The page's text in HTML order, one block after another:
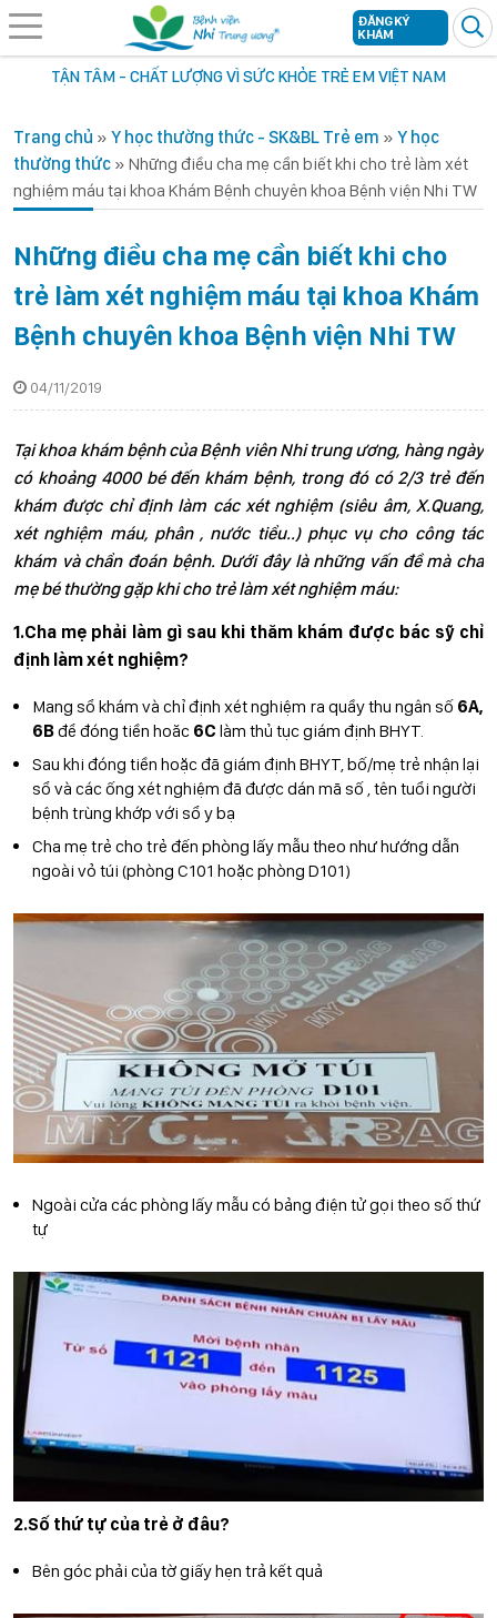
TẬN TÂM - CHẤT LƯỢNG VÌ SỨC KHỎE TRẺ EM VIỆT NAM
ĐĂNG KÝ
KHÁM
Trang chủ » Y học thường thức - SK&BL Trẻ em » Y học
thường thức » Những điều cha mẹ cần biết khi cho trẻ làm xét
nghiệm máu tại khoa Khám Bệnh chuyên khoa Bệnh viện Nhi TW
Những điều cha mẹ cần biết khi cho
trẻ làm xét nghiệm máu tại khoa Khám
Bệnh chuyên khoa Bệnh viện Nhi TW
04/11/2019
Tại khoa khám bệnh của Bệnh viên Nhi trung ương, hàng ngày
có khoảng 4000 bé đến khám bệnh, trong đó có 2/3 trẻ đến
khám được chỉ định làm các xét nghiệm (siêu âm, X.Quang,
xét nghiệm máu, phân , nước tiểu..) phục vụ cho công tác
khám và chẩn đoán bệnh. Dưới đây là những vấn đề mà cha
mẹ bé thường gặp khi cho trẻ làm xét nghiệm máu:
1.Cha mẹ phải làm gì sau khi thăm khám được bác sỹ chỉ
định làm xét nghiệm?
Mang sổ khám và chỉ định xét nghiệm ra quầy thu ngân số 6A,
6Bđể đóng tiền hoăc 6C làm thủ tục giám định BHYT.
Sau khi đóng tiền hoặc đã giám định BHYT, bố/mẹ trẻ nhận lại
sổ và các ống xét nghiệm đã được dán mã số , tên tuổi người
bệnh trùng khớp với sổ y bạ
Cha mẹ trẻ cho trẻ đến phòng lấy mẫu theo như hướng dẫn
ngoài vỏ túi (phòng C101 hoặc phòng D101)
Ngoài cửa các phòng lấy mẫu có bảng điện tử gọi theo số thứ
tự
2.Số thứ tự của trẻ ở đâu?
Bên góc phải của tờ giấy hẹn trả kết quả